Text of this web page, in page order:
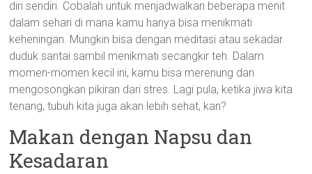
diri sendiri. Cobalah untuk menjadwalkan beberapa menit
dalam sehari di mana kamu hanya bisa menikmati
keheningan. Mungkin bisa dengan meditasi atau sekadar
duduk santai sambil menikmati secangkir teh. Dalam
momen-momen kecil ini, kamu bisa merenung dan
mengosongkan pikiran dari stres. Lagi pula, ketika jiwa kita
tenang, tubuh kita juga akan lebih sehat, kan?
Makan dengan Napsu dan
Kesadaran